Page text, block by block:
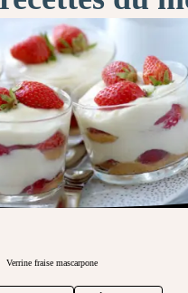
Verrine fraise mascarpone